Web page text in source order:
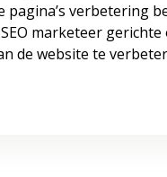
verbetering
marketeer
de website te